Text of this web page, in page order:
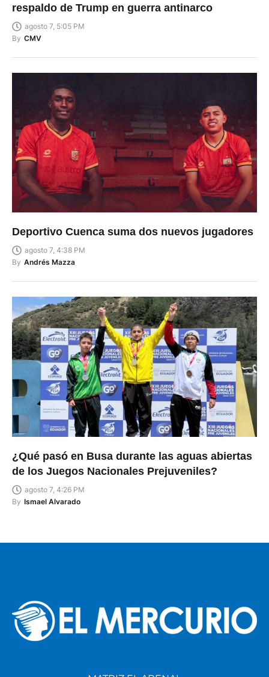
respaldo de Trump en guerra antinarco
agosto 7, 5:05 PM
By CMV
Deportivo Cuenca suma dos nuevos jugadores
agosto 7, 4:38 PM
By Andrés Mazza
¿Qué pasó en Busa durante las aguas abiertas
de los Juegos Nacionales Prejuveniles?
agosto 7, 4:26 PM
By Ismael Alvarado